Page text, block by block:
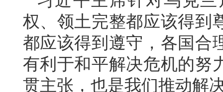
权、领土完整都应该得到
都应该得到遵守，各国合
有利于和平解决危机的努
贯主张，也是我们推动解